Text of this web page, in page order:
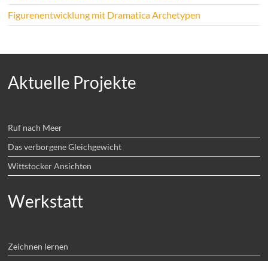
Figurenentwicklung mit Dramatica Archetypen
Aktuelle Projekte
Ruf nach Meer
Das verborgene Gleichgewicht
Wittstocker Ansichten
Werkstatt
Zeichnen lernen